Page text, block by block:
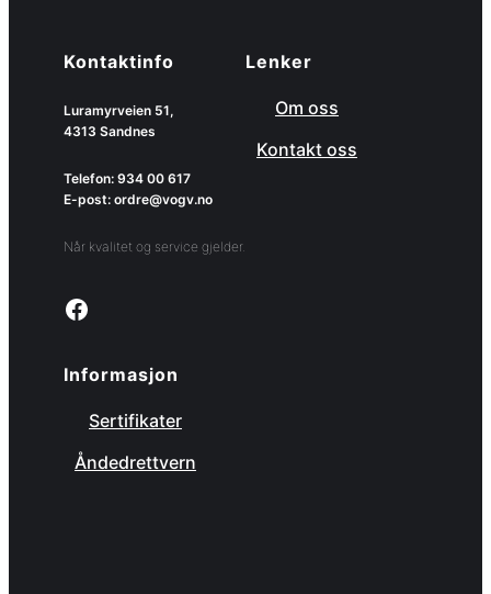
Kontaktinfo
Luramyrveien 51,
4313 Sandnes
Telefon: 934 00 617
E-post: ordre@vogv.no
Når kvalitet og service gjelder.
Link to facebook page
Lenker
Om oss
Kontakt oss
Informasjon
Sertifikater
Åndedrettvern